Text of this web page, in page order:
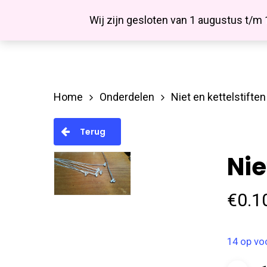
Wij zijn gesloten van 1 augustus t/m
Hit enter to search or ESC to close
Facebook
Home Onderdelen Niet en kettelstiften
Terug
€
14 op